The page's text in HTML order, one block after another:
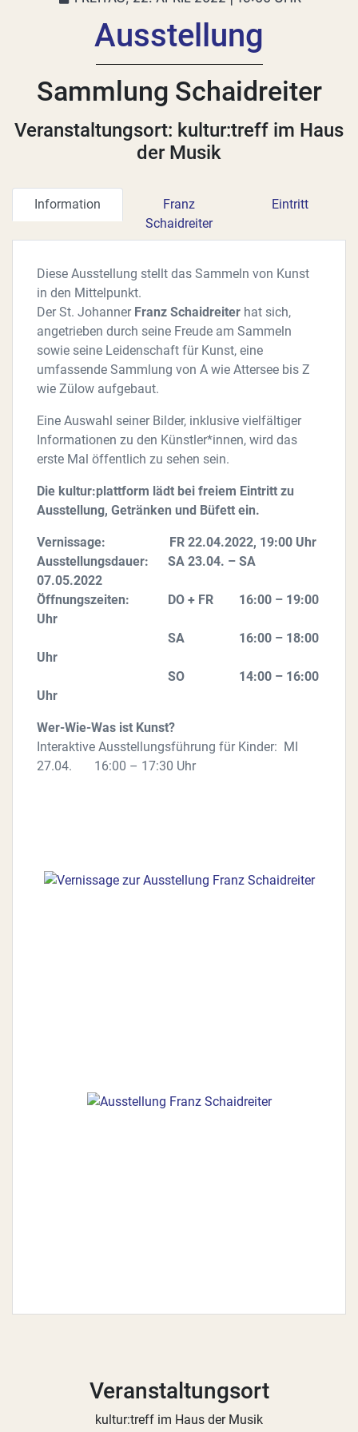
Ausstellung
Sammlung Schaidreiter
Veranstaltungsort: kultur:treff im Haus
der Musik
Information
Franz
Schaidreiter
Eintritt
Diese Ausstellung stellt das Sammeln von Kunst
in den Mittelpunkt.
Der St. Johanner Franz Schaidreiter hat sich,
angetrieben durch seine Freude am Sammeln
sowie seine Leidenschaft für Kunst, eine
umfassende Sammlung von A wie Attersee bis Z
wie Zülow aufgebaut.
Eine Auswahl seiner Bilder, inklusive vielfältiger
Informationen zu den Künstler*innen, wird das
erste Mal öffentlich zu sehen sein.
Die kultur:plattform lädt bei freiem Eintritt zu
Ausstellung, Getränken und Büfett ein.
Vernissage: FR 22.04.2022, 19:00 Uhr
Ausstellungsdauer: SA 23.04. – SA
07.05.2022
Öffnungszeiten: DO + FR 16:00 – 19:00
Uhr
SA 16:00 – 18:00
Uhr
SO 14:00 – 16:00
Uhr
Wer-Wie-Was ist Kunst?
Interaktive Ausstellungsführung für Kinder: MI
27.04. 16:00 – 17:30 Uhr
Veranstaltungsort
kultur:treff im Haus der Musik